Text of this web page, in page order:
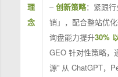
理
念
–创新策略：紧跟
销」，配合整站优
询盘能力提升30%
GEO 针对性策略，
源” 从 ChatGPT，